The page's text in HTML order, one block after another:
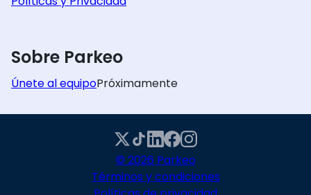
Sobre Parkeo
Únete al equipoPróximamente
© 2026 Parkeo
Términos y condiciones